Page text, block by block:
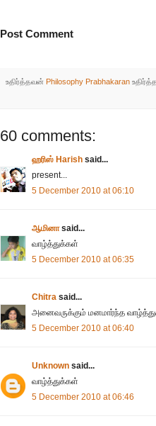
Post Comment
உதிர்த்தவன் Philosophy Prabhakaran
60 comments:
ஹரிஸ் Harish said...
present...
5 December 2010 at 06:10
ஆமினாsaid...
வாழ்த்துக்கள்
5 December 2010 at 06:35
Chitra said...
அனைவருக்கும் மனமார்ந்த
5 December 2010 at 06:40
Unknown said...
வாழ்த்துக்கள்
5 December 2010 at 06:46